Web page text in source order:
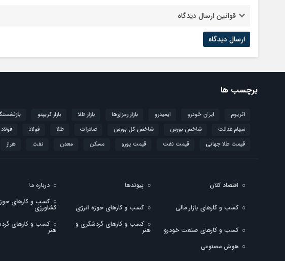
قوانین ارسال دیدگاه
برچسب ها
اتریوم ایران خودرو ایمیدرو بازار رمزارزها بازار طلا بازار کریپتو
سهام عدالت
شاخص بورس شاخص کل بورس صادرات طلا فولاد
قیمت طلا جهانی
قیمت نفت قیمت یورو مسکن معدن نفت هراز
اقتصاد کلان پیوندها درباره ما
کسب و کارهای بازار مالی کسب و کارهای حوزه انرژی
کسب و کارهای
کشاورزی
کسب و کارهای صنعت خودرو
کسب و کارهای گردشگری و
هنر
کسب و کارهای
هنر
هوش مصنوعی